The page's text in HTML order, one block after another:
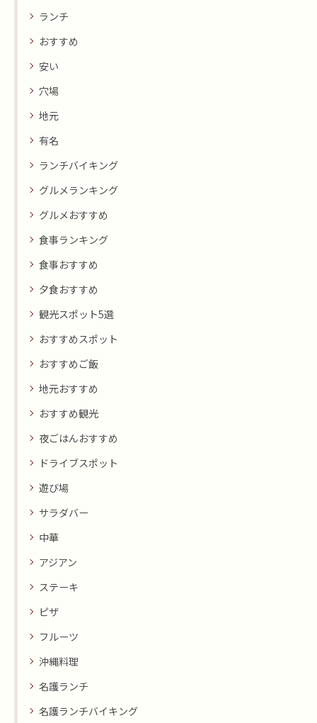
ランチ
おすすめ
安い
穴場
地元
有名
ランチバイキング
グルメランキング
グルメおすすめ
食事ランキング
食事おすすめ
夕食おすすめ
観光スポット5選
おすすめスポット
おすすめご飯
地元おすすめ
おすすめ観光
夜ごはんおすすめ
ドライブスポット
遊び場
サラダバー
中華
アジアン
ステーキ
ピザ
フルーツ
沖縄料理
名護ランチ
名護ランチバイキング